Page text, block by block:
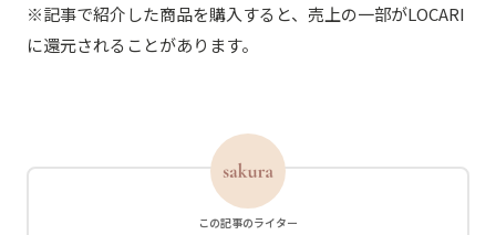
※記事で紹介した商品を購入すると、売上の一部がLOCARI
に還元されることがあります。
この記事のライター